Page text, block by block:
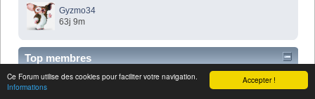
Accepter !
Ce Forum utilise des cookies pour faciliter votre navigation.
Informations
Gyzmo34
63j 9m
Top membres